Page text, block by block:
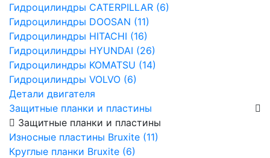
Гидроцилиндры CATERPILLAR (6)
Гидроцилиндры DOOSAN (11)
Гидроцилиндры HITACHI (16)
Гидроцилиндры HYUNDAI (26)
Гидроцилиндры KOMATSU (14)
Гидроцилиндры VOLVO (6)
Детали двигателя
Защитные планки и пластины
Защитные планки и пластины
Износные пластины Bruxite (11)
Круглые планки Bruxite (6)